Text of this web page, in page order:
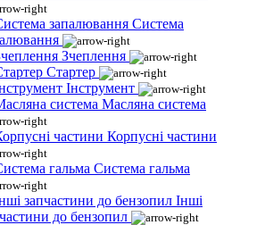
Система
Зчеплення
Стартер
Інструмент
Масляна система
Корпусні частини
Система гальма
Інші
до бензопил